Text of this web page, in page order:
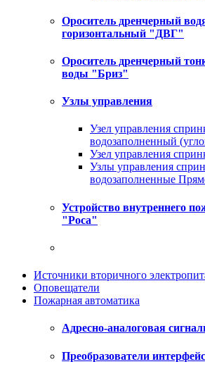
Ороситель дренчерный
горизонтальный "ДВГ"
Ороситель дренчерный
воды "Бриз"
Узлы управления
Узел управления
водозаполненный
Узел управления
Узлы управления
водозаполненные
Устройство внутреннего
"Роса"
Источники вторичного
Оповещатели
Пожарная автоматика
Адресно-аналоговая
Преобразователи